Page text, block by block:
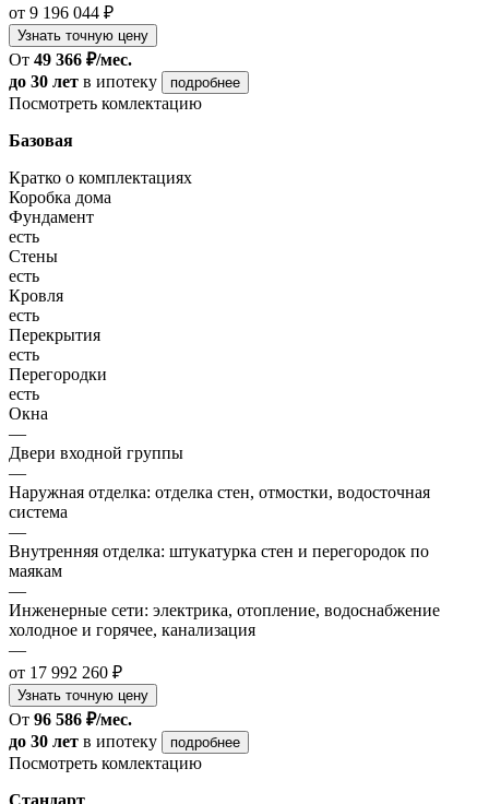
от 9 196 044 ₽
Узнать точную цену
От 49 366 ₽/мес.
до 30 лет в ипотеку подробнее
Посмотреть комлектацию
Базовая
Кратко о комплектациях
Коробка дома
Фундамент
есть
Стены
есть
Кровля
есть
Перекрытия
есть
Перегородки
есть
Окна
—
Двери входной группы
—
Наружная отделка: отделка стен, отмостки, водосточная
система
—
Внутренняя отделка: штукатурка стен и перегородок по
маякам
—
Инженерные сети: электрика, отопление, водоснабжение
холодное и горячее, канализация
—
от 17 992 260 ₽
Узнать точную цену
От 96 586 ₽/мес.
до 30 лет в ипотеку подробнее
Посмотреть комлектацию
Стандарт